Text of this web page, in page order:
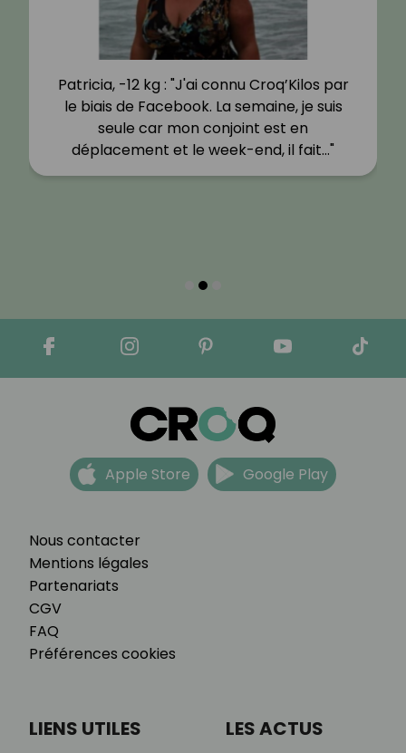
Patricia, -12 kg : "J'ai connu Croq’Kilos par
le biais de Facebook. La semaine, je suis
seule car mon conjoint est en
déplacement et le week-end, il fait…"
Nous contacter
Mentions légales
Partenariats
CGV
FAQ
Préférences cookies
Apple Store Google Play
LIENS UTILES LES ACTUS